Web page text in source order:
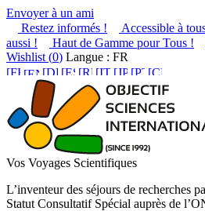
Envoyer à un ami
Restez informés !
Accessible à
aussi !
Haut de Gamme pour Tous !
Wishlist (0) Langue : FR
Vos Voyages Scientifiques
L’inventeur des séjours de recherches
Statut Consultatif Spécial auprès de